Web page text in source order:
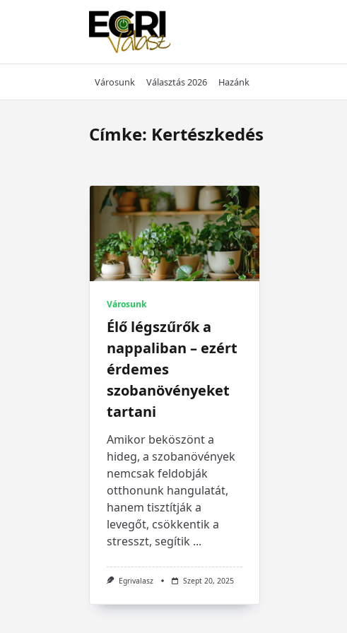
Városunk Választás 2026 Hazánk
Címke: Kertészkedés
Városunk
Élő légszűrők a
nappaliban – ezért
érdemes
szobanövényeket
tartani
Amikor beköszönt a
hideg, a szobanövények
nemcsak feldobják
otthonunk hangulatát,
hanem tisztítják a
levegőt, csökkentik a
stresszt, segítik ...
Egrivalasz Szept 20, 2025